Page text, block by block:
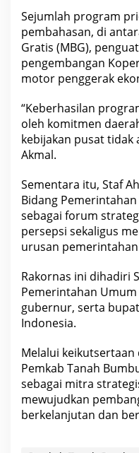
Sejumlah program
pembahasan, di
Gratis (MBG),
pengembangan
motor penggerak
“Keberhasilan
oleh komitmen
kebijakan pusat tidak
Akmal.
Sementara itu, Staf
Bidang
sebagai forum
persepsi sekaligus
urusan
Rakornas ini dihadiri
Pemerintahan
gubernur, serta
Indonesia.
Melalui
Pemkab Tanah
sebagai mitra
mewujudkan
berkelanjutan dan